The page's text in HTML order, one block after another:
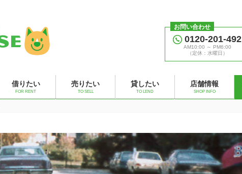
お問い合わせ
0120-201-492
AM10:00 ～ PM6:00
（定休：水曜日）
借りたい
FOR RENT
売りたい
TO SELL
貸したい
TO LEND
店舗情報
SHOP INFO